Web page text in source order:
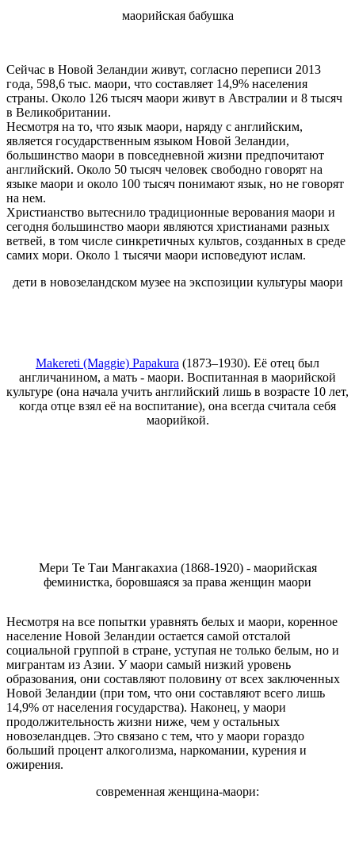
маорийская бабушка
Сейчас в Новой Зеландии живут, согласно переписи 2013
года, 598,6 тыс. маори, что составляет 14,9% населения
страны. Около 126 тысяч маори живут в Австралии и 8 тысяч
в Великобритании.
Несмотря на то, что язык маори, наряду с английским,
является государственным языком Новой Зеландии,
большинство маори в повседневной жизни предпочитают
английский. Около 50 тысяч человек свободно говорят на
языке маори и около 100 тысяч понимают язык, но не говорят
на нем.
Христианство вытеснило традиционные верования маори и
сегодня большинство маори являются христианами разных
ветвей, в том числе синкретичных культов, созданных в среде
самих мори. Около 1 тысячи маори исповедуют ислам.
дети в новозеландском музее на экспозиции культуры маори
Makereti (Maggie) Papakura (1873–1930). Её отец был
англичанином, а мать - маори. Воспитанная в маорийской
культуре (она начала учить английский лишь в возрасте 10 лет,
когда отце взял её на воспитание), она всегда считала себя
маорийкой.
Мери Те Таи Мангакахиа (1868-1920) - маорийская
феминистка, боровшаяся за права женщин маори
Несмотря на все попытки уравнять белых и маори, коренное
население Новой Зеландии остается самой отсталой
социальной группой в стране, уступая не только белым, но и
мигрантам из Азии. У маори самый низкий уровень
образования, они составляют половину от всех заключенных
Новой Зеландии (при том, что они составляют всего лишь
14,9% от населения государства). Наконец, у маори
продолжительность жизни ниже, чем у остальных
новозеландцев. Это связано с тем, что у маори гораздо
больший процент алкоголизма, наркомании, курения и
ожирения.
современная женщина-маори: